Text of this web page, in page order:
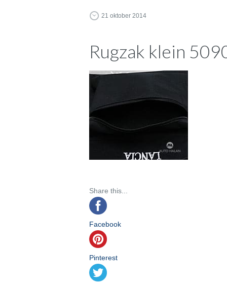
21 oktober 2014
Rugzak klein
Share this...
Facebook
Pinterest